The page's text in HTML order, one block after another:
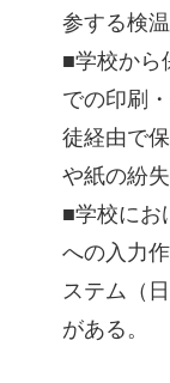
参する検
■学校から
での印刷
徒経由で
や紙の紛
■学校にお
への入力
ステム（
がある。